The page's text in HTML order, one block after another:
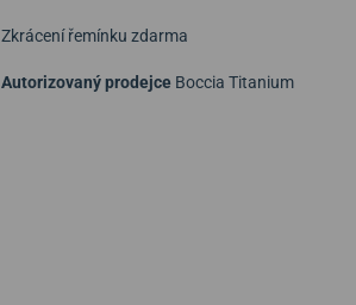
Zkrácení řemínku zdarma
Autorizovaný prodejce Boccia Titanium